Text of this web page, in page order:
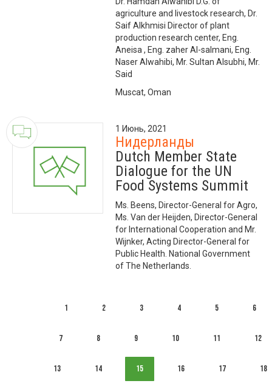
agriculture and livestock research, Dr.
Saif Alkhmisi Director of plant
production research center, Eng.
Aneisa , Eng. zaher Al-salmani, Eng.
Naser Alwahibi, Mr. Sultan Alsubhi, Mr.
Said
Muscat, Oman
1 Июнь, 2021
Нидерланды
Dutch Member State
Dialogue for the UN
Food Systems Summit
Ms. Beens, Director-General for Agro,
Ms. Van der Heijden, Director-General
for International Cooperation and Mr.
Wijnker, Acting Director-General for
Public Health. National Government
of The Netherlands.
1 2 3 4 5 6
7 8 9 10 11 12
13 14 15 16 17 18